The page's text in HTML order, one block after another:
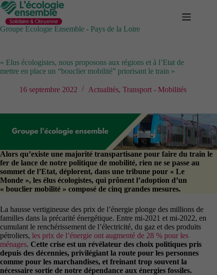
Passer
au
contenu
Groupe Ecologie Ensemble - Pays de la Loire
« Elus écologistes, nous proposons aux régions et à l’Etat de
mettre en place un “bouclier mobilité” priorisant le train »
16 septembre 2022 Actualités, Transport - Mobilités
Alors qu’existe une majorité transpartisane pour faire du train le
fer de lance de notre politique de mobilité, rien ne se passe au
sommet de l’Etat, déplorent, dans une tribune pour « Le
Monde », les élus écologistes, qui prônent l’adoption d’un
« bouclier mobilité » composé de cinq grandes mesures.
La hausse vertigineuse des prix de l’énergie plonge des millions de
familles dans la précarité énergétique. Entre mi-2021 et mi-2022, en
cumulant le renchérissement de l’électricité, du gaz et des produits
pétroliers, les prix de l’énergie ont augmenté de 28 % pour les
ménages. Cette crise est un révélateur des choix politiques pris
depuis des décennies, privilégiant la route pour les personnes
comme pour les marchandises, et freinant trop souvent la
nécessaire sortie de notre dépendance aux énergies fossiles.